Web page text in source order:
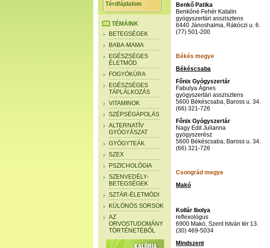
Térdfájdalom
TÉMÁINK
BETEGSÉGEK
BABA-MAMA
EGÉSZSÉGES
ÉLETMÓD
FOGYÓKÚRA
EGÉSZSÉGES
TÁPLÁLKOZÁS
VITAMINOK
SZÉPSÉGÁPOLÁS
ALTERNATÍV
GYÓGYÁSZAT
GYÓGYTEÁK
SZEX
PSZICHOLÓGIA
SZENVEDÉLY-
BETEGSÉGEK
SZTÁR-ÉLETMÓDI
KÜLÖNÖS SORSOK
AZ
ORVOSTUDOMÁNY
TÖRTÉNETÉBŐL
Benkő Patika
Benkőné Fehér Katalin
gyógyszertári asszisztens
6440 Jánoshalma, Rákóczi u. 6.
(77) 501-200
Békés megye
Békéscsaba
Főnix Gyógyszertár
Fabulya Ágnes
gyógyszertári asszisztens
5600 Békéscsaba, Baross u. 34.
(66) 321-726
Főnix Gyógyszertár
Nagy Edit Julianna
gyógyszerész
5600 Békéscsaba, Baross u. 34.
(66) 321-726
Csongrád megye
Makó
Kollár Ibolya
reflexológus
6900 Makó, Szent István tér 13.
(30) 469-5034
Mindszent